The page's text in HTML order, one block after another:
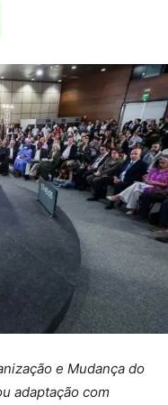
e Mudança do
adaptação com